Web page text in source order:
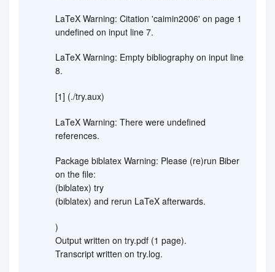
LaTeX Warning: Citation 'caimin2006' on page 1
undefined on input line 7.
LaTeX Warning: Empty bibliography on input line
8.
[1] (./try.aux)
LaTeX Warning: There were undefined
references.
Package biblatex Warning: Please (re)run Biber
on the file:
(biblatex) try
(biblatex) and rerun LaTeX afterwards.
)
Output written on try.pdf (1 page).
Transcript written on try.log.